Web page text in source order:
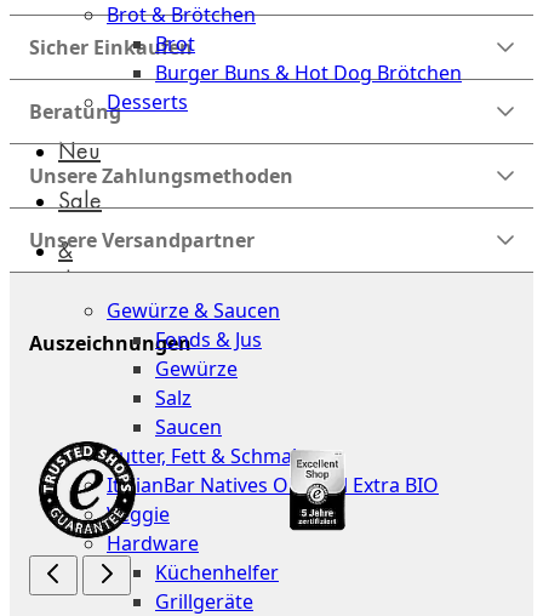
Brot & Brötchen
Brot
Burger Buns & Hot Dog Brötchen
Desserts
Neu
Sale
&
dazu
Gewürze & Saucen
Fonds & Jus
Gewürze
Salz
Saucen
Butter, Fett & Schmalz
ItalianBar Natives Olivenöl Extra BIO
Veggie
Hardware
Küchenhelfer
Grillgeräte
Sicher Einkaufen
Beratung
Unsere Zahlungsmethoden
Unsere Versandpartner
Auszeichnungen